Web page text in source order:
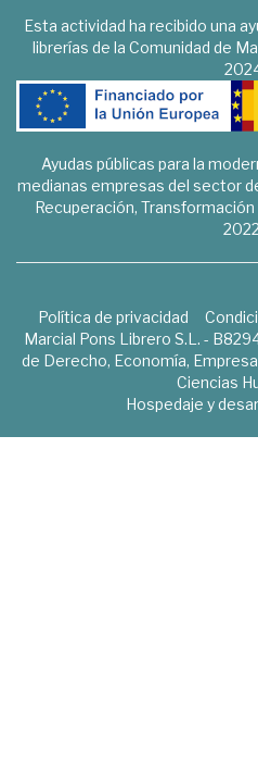
Esta actividad ha recibido una
librerías de la Comunidad de
Ayudas públicas para la
medianas empresas del sector
Recuperación,
Política de privacidad
Marcial Pons Librero S.L. -
de Derecho, Economía,
Ciencias
Hospedaje y